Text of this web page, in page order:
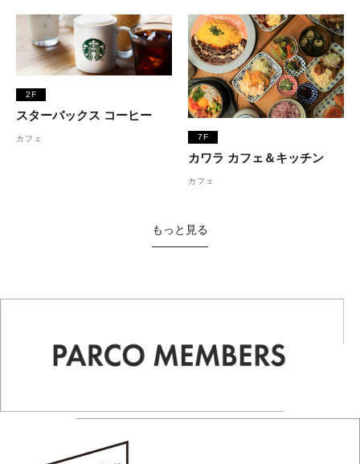
2F
スターバックス コーヒー
カフェ 7F
カワラ カフェ＆キッチン
カフェ
もっと見る